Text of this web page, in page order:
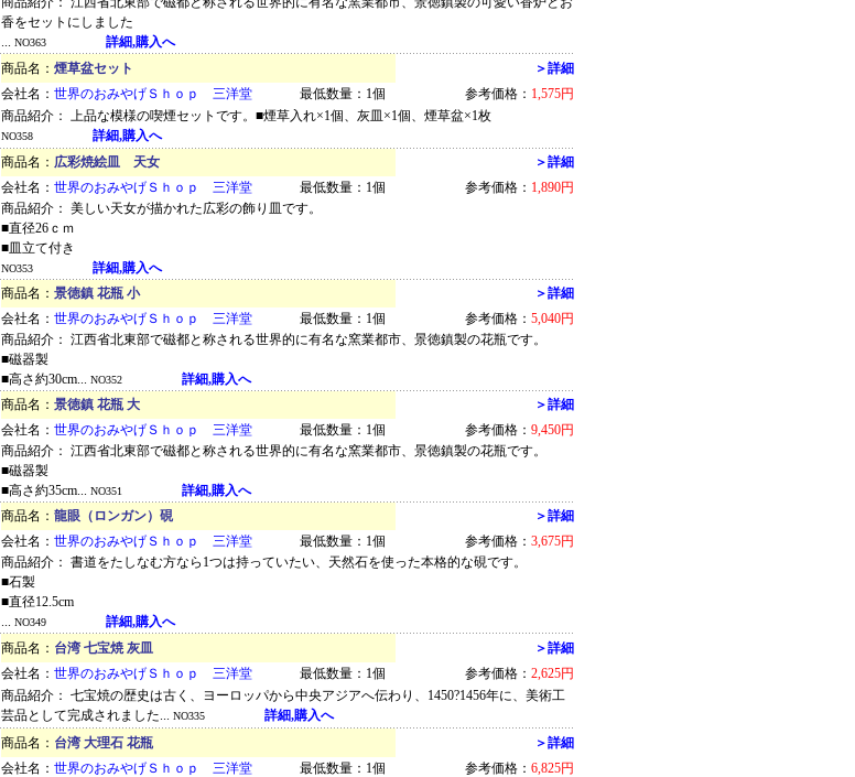
香をセットにしました
... NO363
詳細,購入へ
商品名： 煙草盆セット
＞詳細
会社名： 世界のおみやげＳｈｏｐ 三洋堂 最低数量：1個 参考価格： 1,575円
商品紹介： 上品な模様の喫煙セットです。■煙草入れ×1個、灰皿×1個、煙草盆×1枚
NO358
詳細,購入へ
商品名： 広彩焼絵皿 天女
＞詳細
会社名： 世界のおみやげＳｈｏｐ 三洋堂 最低数量：1個 参考価格： 1,890円
商品紹介： 美しい天女が描かれた広彩の飾り皿です。
■直径26ｃｍ
■皿立て付き
NO353
詳細,購入へ
商品名： 景徳鎮 花瓶 小
＞詳細
会社名： 世界のおみやげＳｈｏｐ 三洋堂 最低数量：1個 参考価格： 5,040円
商品紹介： 江西省北東部で磁都と称される世界的に有名な窯業都市、景徳鎮製の花瓶です。
■磁器製
■高さ約30cm... NO352
詳細,購入へ
商品名： 景徳鎮 花瓶 大
＞詳細
会社名： 世界のおみやげＳｈｏｐ 三洋堂 最低数量：1個 参考価格： 9,450円
商品紹介： 江西省北東部で磁都と称される世界的に有名な窯業都市、景徳鎮製の花瓶です。
■磁器製
■高さ約35cm... NO351
詳細,購入へ
商品名： 龍眼（ロンガン）硯
＞詳細
会社名： 世界のおみやげＳｈｏｐ 三洋堂 最低数量：1個 参考価格： 3,675円
商品紹介： 書道をたしなむ方なら1つは持っていたい、天然石を使った本格的な硯です。
■石製
■直径12.5cm
... NO349
詳細,購入へ
商品名： 台湾 七宝焼 灰皿
＞詳細
会社名： 世界のおみやげＳｈｏｐ 三洋堂 最低数量：1個 参考価格： 2,625円
商品紹介： 七宝焼の歴史は古く、ヨーロッパから中央アジアへ伝わり、1450?1456年に、美術工
芸品として完成されました... NO335
詳細,購入へ
商品名： 台湾 大理石 花瓶
＞詳細
会社名： 世界のおみやげＳｈｏｐ 三洋堂 最低数量：1個 参考価格： 6,825円